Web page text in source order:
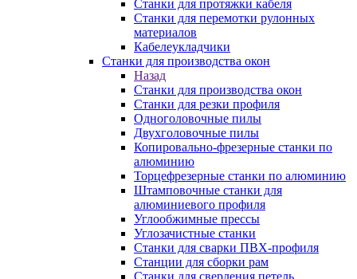
Станки для протяжки кабеля
Станки для перемотки рулонных
материалов
Кабелеукладчики
Станки для производства окон
Назад
Станки для производства окон
Станки для резки профиля
Одноголовочные пилы
Двухголовочные пилы
Копировально-фрезерные станки по
алюминию
Торцефрезерные станки по алюминию
Штамповочные станки для
алюминиевого профиля
Углообжимные прессы
Углозачистные станки
Станки для сварки ПВХ-профиля
Станции для сборки рам
Станки для сверления петель